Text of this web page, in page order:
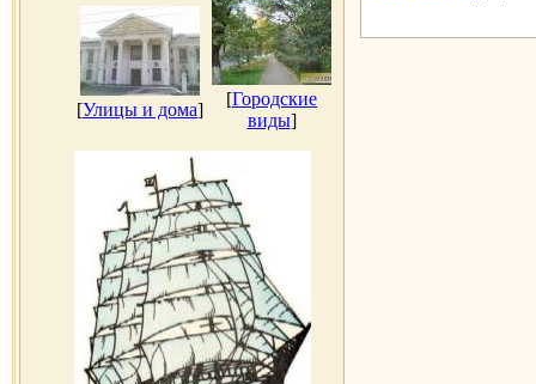
[Улицы и дома]
[Городские
виды]